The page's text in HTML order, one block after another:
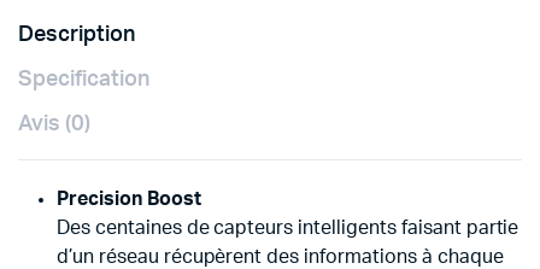
Description
Specification
Avis (0)
Precision Boost
Des centaines de capteurs intelligents faisant partie
d’un réseau récupèrent des informations à chaque